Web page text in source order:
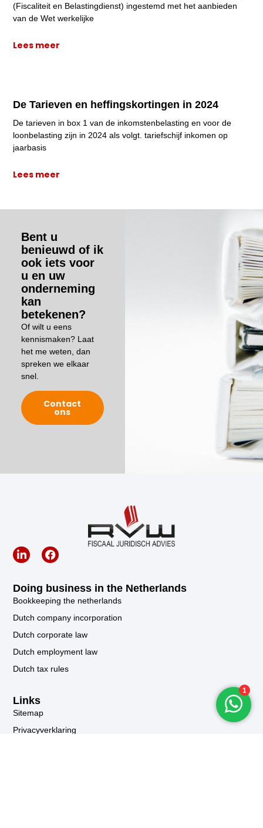
(Fiscaliteit en Belastingdienst) ingestemd met het aanbieden
van de Wet werkelijke
Lees meer
De Tarieven en heffingskortingen in 2024
De tarieven in box 1 van de inkomstenbelasting en voor de
loonbelasting zijn in 2024 als volgt. tariefschijf inkomen op
jaarbasis
Lees meer
Bent u
benieuwd of ik
ook iets voor
u en uw
onderneming
kan
betekenen?
Of wilt u eens
kennismaken? Laat
het me weten, dan
spreken we elkaar
snel.
Contact
ons
Links
Sitemap
Privacyverklaring
Doing business in the Netherlands
Bookkeeping the netherlands
Dutch company incorporation
Dutch corporate law
Dutch employment law
Dutch tax rules